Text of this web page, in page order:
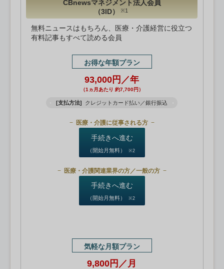
CBnewsマネジメント法人会員
（3ID）
※1
無料ニュースはもちろん、医療・介護経営に役立つ
有料記事もすべて読める会員
お得な年額プラン
93,000円／年
（1ヵ月あたり 約7,700円）
[支払方法] クレジットカード払い／銀行振込
医療・介護に従事される方
手続きへ進む
（開始月無料） ※2
医療・介護関連業界の方／一般の方
手続きへ進む
（開始月無料） ※2
気軽な月額プラン
9,800円／月